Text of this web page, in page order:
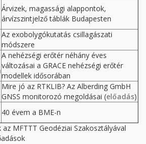
Árvizek, magassági alappontok,
árvízszintjelző táblák Budapesten
Az exobolygókutatás csillagászati
módszere
A nehézségi erőtér néhány éves
változásai a GRACE nehézségi erőtér
modellek idősorában
Mire jó az RTKLIB? Az Alberding GmbH
GNSS monitorozó megoldásai (előadás)
40 évem a BME-n
MFTTT Geodéziai Szakosztályával